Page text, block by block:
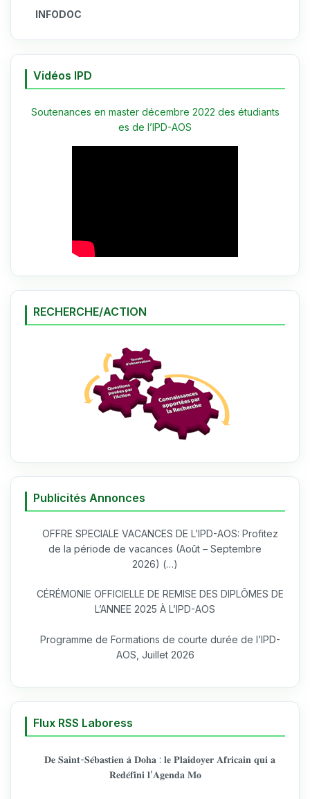
INFODOC
Vidéos IPD
Soutenances en master décembre 2022 des étudiants
es de l’IPD-AOS
RECHERCHE/ACTION
Publicités Annonces
OFFRE SPECIALE VACANCES DE L’IPD-AOS: Profitez
de la période de vacances (Août – Septembre
2026) (…)
CÉRÉMONIE OFFICIELLE DE REMISE DES DIPLÔMES DE
L’ANNEE 2025 À L’IPD-AOS
Programme de Formations de courte durée de l’IPD-
AOS, Juillet 2026
Flux RSS Laboress
𝐃𝐞 𝐒𝐚𝐢𝐧𝐭-𝐒𝐞́𝐛𝐚𝐬𝐭𝐢𝐞𝐧 𝐚̀ 𝐃𝐨𝐡𝐚 : 𝐥𝐞 𝐏𝐥𝐚𝐢𝐝𝐨𝐲𝐞𝐫 𝐀𝐟𝐫𝐢𝐜𝐚𝐢𝐧 𝐪𝐮𝐢 𝐚
𝐑𝐞𝐝𝐞́𝐟𝐢𝐧𝐢 𝐥’𝐀𝐠𝐞𝐧𝐝𝐚 𝐌𝐨